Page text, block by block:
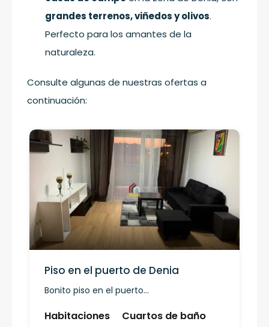
grandes terrenos, viñedos y olivos.
Perfecto para los amantes de la
naturaleza.
Consulte algunas de nuestras ofertas a
continuación:
Piso en el puerto de Denia
Bonito piso en el puerto...
Habitaciones Cuartos de baño